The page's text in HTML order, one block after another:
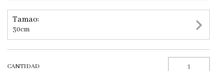
Tamao:
30cm
CANTIDAD